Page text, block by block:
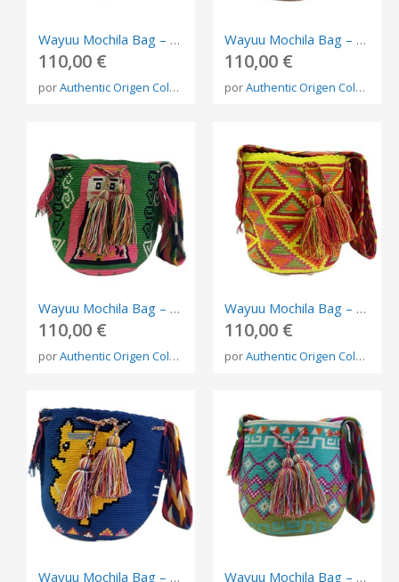
Wayuu Mochila Bag – Handmade Indigenous Shoulder Bag from Colombia
110,00 €
porAuthentic Origen Colombia
Wayuu Mochila Bag – Handmade Indigenous Shoulder Bag from Colombia
110,00 €
porAuthentic Origen Colombia
Wayuu Mochila Bag – Handmade Indigenous Shoulder Bag from Colombia
110,00 €
porAuthentic Origen Colombia
Wayuu Mochila Bag – Handmade Indigenous Shoulder Bag from Colombia
110,00 €
porAuthentic Origen Colombia
Wayuu Mochila Bag – Handmade Indigenous Shoulder Bag from Colombia Wayuu Mochila Bag – Handmade Indigenous Shoulder Bag from Colombia